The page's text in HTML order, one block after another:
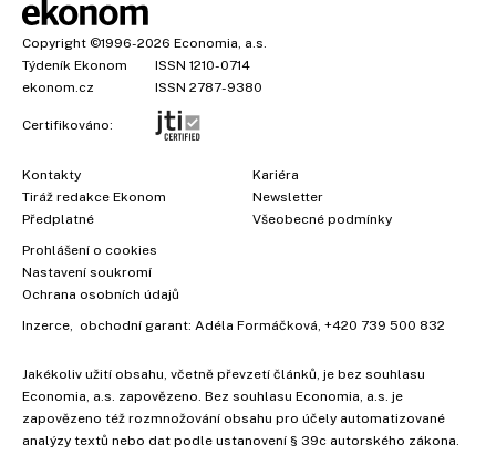
Copyright ©1996-2026 Economia, a.s.
Týdeník Ekonom
ISSN 1210-0714
ekonom.cz
ISSN 2787-9380
Certifikováno:
Kontakty
Tiráž redakce Ekonom
Předplatné
Kariéra
Newsletter
Všeobecné podmínky
Prohlášení o cookies
Nastavení soukromí
Ochrana osobních údajů
Inzerce, obchodní garant: Adéla Formáčková, +420 739 500 832
Jakékoliv užití obsahu, včetně převzetí článků, je bez souhlasu
Economia, a.s. zapovězeno. Bez souhlasu Economia, a.s. je
zapovězeno též rozmnožování obsahu pro účely automatizované
analýzy textů nebo dat podle ustanovení § 39c autorského zákona.